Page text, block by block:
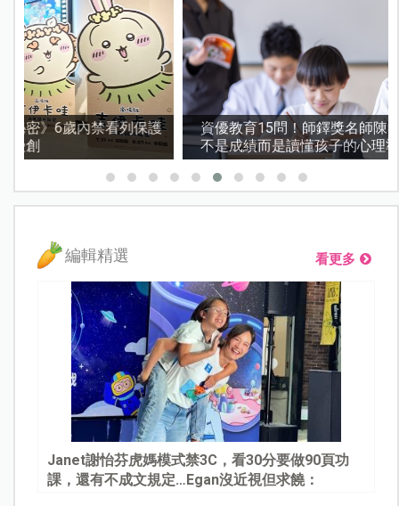
資優教育15問！師鐸獎名師陳宥妤：資優教育的核心，
不是成績而是讀懂孩子的心理準備度
編輯精選 看更多
Janet謝怡芬虎媽模式禁3C，看30分要做90頁功
課，還有不成文規定…Egan沒近視但求饒：